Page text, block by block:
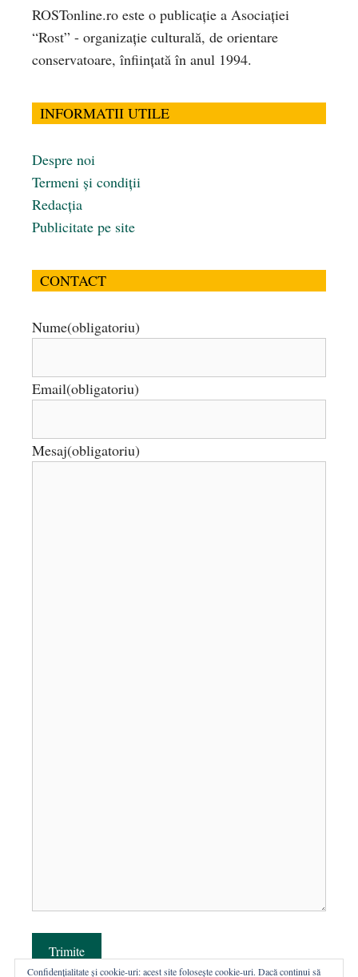
ROSTonline.ro este o publicaţie a Asociaţiei
“Rost” - organizaţie culturală, de orientare
conservatoare, înfiinţată în anul 1994.
INFORMATII UTILE
Despre noi
Termeni și condiții
Redacția
Publicitate pe site
CONTACT
Nume(obligatoriu)
Email(obligatoriu)
Mesaj(obligatoriu)
Trimite
Confidențialitate și cookie-uri: acest site folosește cookie-uri. Dacă continui să